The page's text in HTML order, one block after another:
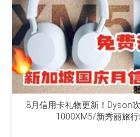
8月信用卡礼物更新！Dyson
1000XM5/新秀丽旅